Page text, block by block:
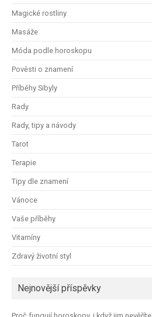
Magické rostliny
Masáže
Móda podle horoskopu
Pověsti o znamení
Příběhy Sibyly
Rady
Rady, tipy a návody
Tarot
Terapie
Tipy dle znamení
Vánoce
Vaše příběhy
Vitamíny
Zdravý životní styl
Nejnovější příspěvky